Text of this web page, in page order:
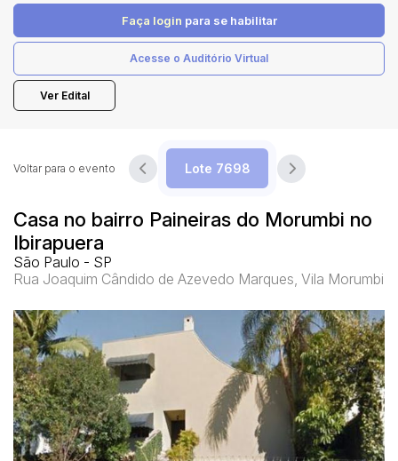
Faça login para se habilitar
Acesse o Auditório Virtual
Ver Edital
Casa no bairro Paineiras do Morumbi no
Ibirapuera
São Paulo - SP
Rua Joaquim Cândido de Azevedo Marques, Vila Morumbi
Voltar para o evento